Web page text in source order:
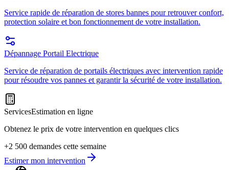
Service rapide de réparation de stores bannes pour retrouver confort,
protection solaire et bon fonctionnement de votre installation.
Dépannage Portail Electrique
Service de réparation de portails électriques avec intervention rapide
pour résoudre vos pannes et garantir la sécurité de votre installation.
ServicesEstimation en ligne
Obtenez le prix de votre intervention en quelques clics
+2 500 demandes cette semaine
Estimer mon intervention